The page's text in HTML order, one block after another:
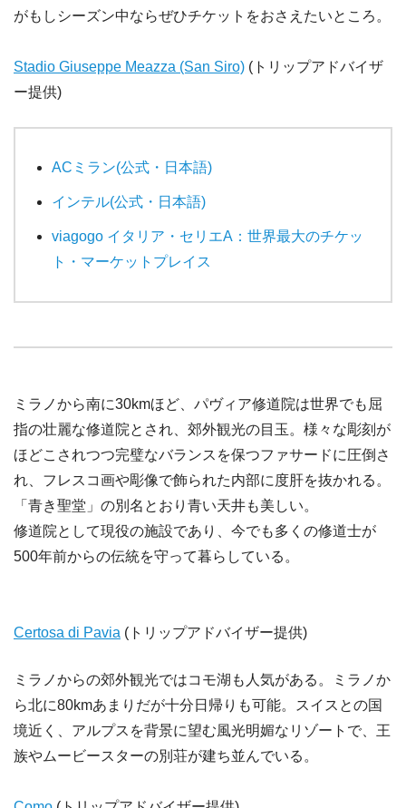
がもしシーズン中ならぜひチケットをおさえたいところ。
Stadio Giuseppe Meazza (San Siro) (トリップアドバイザ
ー提供)
ACミラン(公式・日本語)
インテル(公式・日本語)
viagogo イタリア・セリエA：世界最大のチケッ
ト・マーケットプレイス
ミラノから南に30kmほど、パヴィア修道院は世界でも屈
指の壮麗な修道院とされ、郊外観光の目玉。様々な彫刻が
ほどこされつつ完璧なバランスを保つファサードに圧倒さ
れ、フレスコ画や彫像で飾られた内部に度肝を抜かれる。
「青き聖堂」の別名とおり青い天井も美しい。
修道院として現役の施設であり、今でも多くの修道士が
500年前からの伝統を守って暮らしている。
Certosa di Pavia (トリップアドバイザー提供)
ミラノからの郊外観光ではコモ湖も人気がある。ミラノか
ら北に80kmあまりだが十分日帰りも可能。スイスとの国
境近く、アルプスを背景に望む風光明媚なリゾートで、王
族やムービースターの別荘が建ち並んでいる。